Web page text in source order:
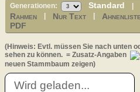
Generationen: Standard
Rahmen Nur Text
PDF
(Hinweis: Evtl. müssen Sie nach unten
sehen zu können. = Zusatz-Angaben
neuen Stammbaum zeigen)
Wird geladen...